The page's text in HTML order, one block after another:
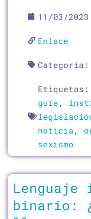
11/03/2023
Enlace
Categoría:
Etiquetas:
guía,
noticia,
sexismo
binario: